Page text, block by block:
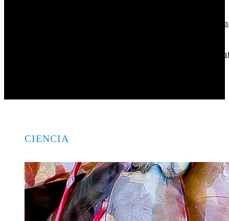
Cómo Trinidad y Tobago puede crear empleos técnicos a
Lecciones clave de los desastres industriales para la
CIENCIA